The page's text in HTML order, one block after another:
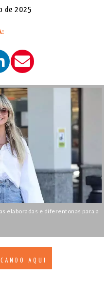
de 2025
elaboradas e diferentonas para a
AQUI